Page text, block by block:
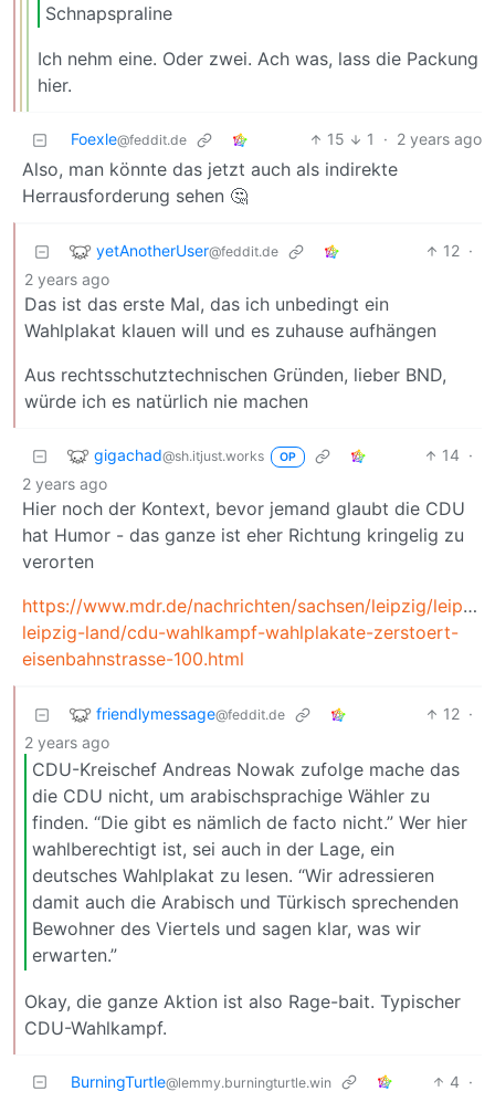
Schnapspraline
Ich nehm eine. Oder zwei. Ach was, lass die Packung
hier.
Foexle@feddit.de 15 1 · 2 years ago
Also, man könnte das jetzt auch als indirekte
Herrausforderung sehen 🤔
yetAnotherUser@feddit.de 12 ·
2 years ago
Das ist das erste Mal, das ich unbedingt ein
Wahlplakat klauen will und es zuhause aufhängen
Aus rechtsschutztechnischen Gründen, lieber BND,
würde ich es natürlich nie machen
gigachad@sh.itjust.works OP 14 ·
2 years ago
Hier noch der Kontext, bevor jemand glaubt die CDU
hat Humor - das ganze ist eher Richtung kringelig zu
verorten
https://www.mdr.de/nachrichten/sachsen/leipzig/leipzig-
leipzig-land/cdu-wahlkampf-wahlplakate-zerstoert-
eisenbahnstrasse-100.html
friendlymessage@feddit.de 12 ·
2 years ago
CDU-Kreischef Andreas Nowak zufolge mache das
die CDU nicht, um arabischsprachige Wähler zu
finden. “Die gibt es nämlich de facto nicht.” Wer hier
wahlberechtigt ist, sei auch in der Lage, ein
deutsches Wahlplakat zu lesen. “Wir adressieren
damit auch die Arabisch und Türkisch sprechenden
Bewohner des Viertels und sagen klar, was wir
erwarten.”
Okay, die ganze Aktion ist also Rage-bait. Typischer
CDU-Wahlkampf.
BurningTurtle@lemmy.burningturtle.win 4 ·